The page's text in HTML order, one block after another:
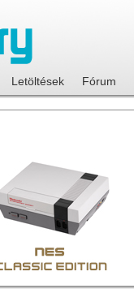
Letöltések Fórum